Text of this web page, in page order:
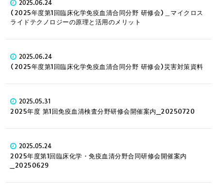
2025.06.24
(2025年度第1回臨床化学免疫血清合同分野 研修会)＿マイクロス
ライドテクノロジーの原理と活用のメリット
2025.06.24
(2025年度第1回臨床化学免疫血清合同分野 研修会)災害対策資料
2025.05.31
2025年度 第1回免疫血清検査分野研修会開催案内_20250720
2025.05.24
2025年度第1回臨床化学・免疫血清分野合同研修会開催案内
_20250629